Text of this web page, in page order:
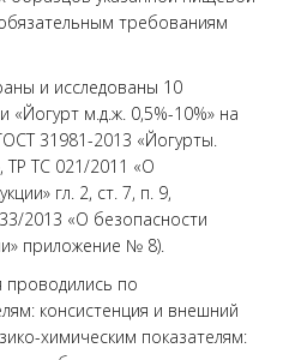
требованиям
и исследованы 10
м.д.ж. 0,5%-10%» на
31981-2013 «Йогурты.
ТР ТС 021/2011 «О
гл. 2, ст. 7, п. 9,
2013 «О безопасности
приложение № 8).
по
консистенция и внешний
химическим показателям: